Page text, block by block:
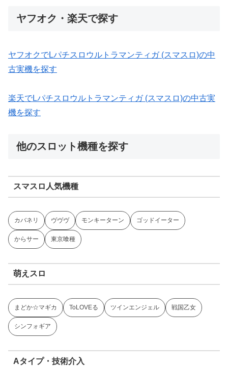
ヤフオク・楽天で探す
ヤフオクでLパチスロウルトラマンティガ (スマスロ)の中
古実機を探す
楽天でLパチスロウルトラマンティガ (スマスロ)の中古実
機を探す
他のスロット機種を探す
スマスロ人気機種
カバネリ ヴヴヴ モンキーターン ゴッドイーター
からサー 東京喰種
萌えスロ
まどか☆マギカ ToLOVEる ツインエンジェル 戦国乙女
シンフォギア
Aタイプ・技術介入